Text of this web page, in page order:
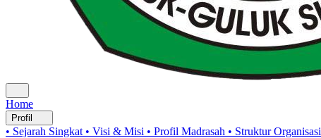
Home
Profil
• Sejarah Singkat • Visi & Misi • Profil Madrasah • Struktur Organisasi